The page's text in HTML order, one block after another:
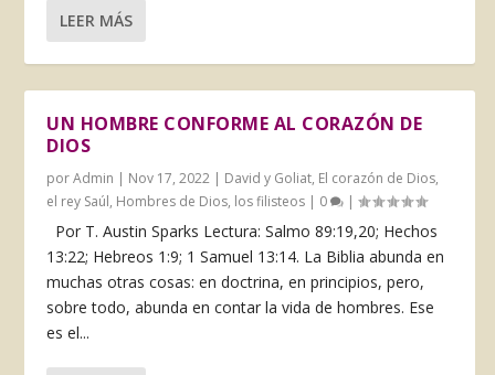
LEER MÁS
UN HOMBRE CONFORME AL CORAZÓN DE
DIOS
porAdmin | Nov 17, 2022 | David y Goliat, El corazón de Dios,
el rey Saúl, Hombres de Dios, los filisteos | 0 |
Por T. Austin Sparks Lectura: Salmo 89:19,20; Hechos
13:22; Hebreos 1:9; 1 Samuel 13:14. La Biblia abunda en
muchas otras cosas: en doctrina, en principios, pero,
sobre todo, abunda en contar la vida de hombres. Ese
es el...